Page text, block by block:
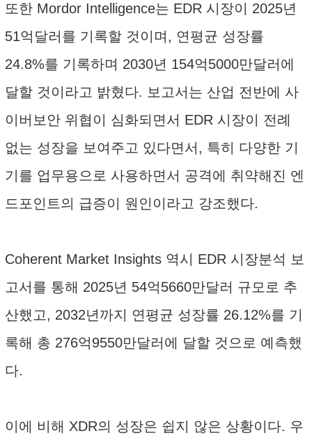
또한 Mordor Intelligence는 EDR 시장이 2025년
51억달러를 기록할 것이며, 연평균 성장률
24.8%를 기록하며 2030년 154억5000만달러에
달할 것이라고 밝혔다. 보고서는 산업 전반에 사
이버보안 위협이 심화되면서 EDR 시장이 전례
없는 성장을 보여주고 있다면서, 특히 다양한 기
기를 업무용으로 사용하면서 공격에 취약해진 엔
드포인트의 급증이 원인이라고 강조했다.
Coherent Market Insights 역시 EDR 시장분석 보
고서를 통해 2025년 54억5660만달러 규모로 추
산했고, 2032년까지 연평균 성장률 26.12%를 기
록해 총 276억9550만달러에 달할 것으로 예측했
다.
이에 비해 XDR의 성장은 쉽지 않은 상황이다. 우